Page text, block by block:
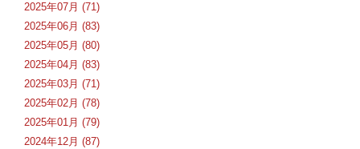
2025年07月 (71)
2025年06月 (83)
2025年05月 (80)
2025年04月 (83)
2025年03月 (71)
2025年02月 (78)
2025年01月 (79)
2024年12月 (87)